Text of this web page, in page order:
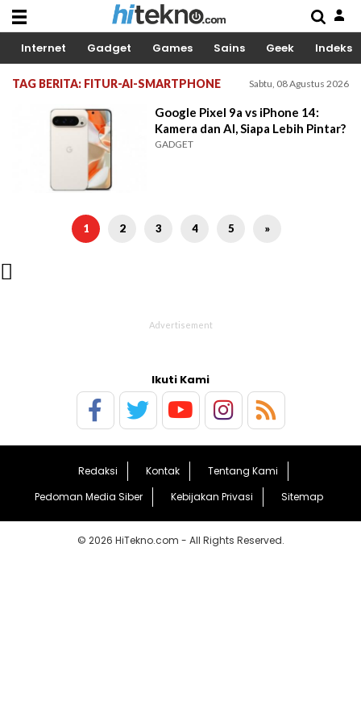
Internet Gadget Games Sains Geek Indeks
TAG BERITA: FITUR-AI-SMARTPHONE Sabtu, 08 Agustus 2026
Google Pixel 9a vs iPhone 14:
Kamera dan AI, Siapa Lebih Pintar?
GADGET
1 2 3 4 5 »

Ikuti Kami
Redaksi Kontak
Tentang Kami
Pedoman Media Siber
Kebijakan Privasi Sitemap
© 2026 HiTekno.com - All Rights Reserved.